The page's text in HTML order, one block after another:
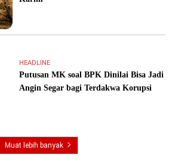
HEADLINE
Putusan MK soal BPK Dinilai Bisa Jadi
Angin Segar bagi Terdakwa Korupsi
Muat lebih banyak